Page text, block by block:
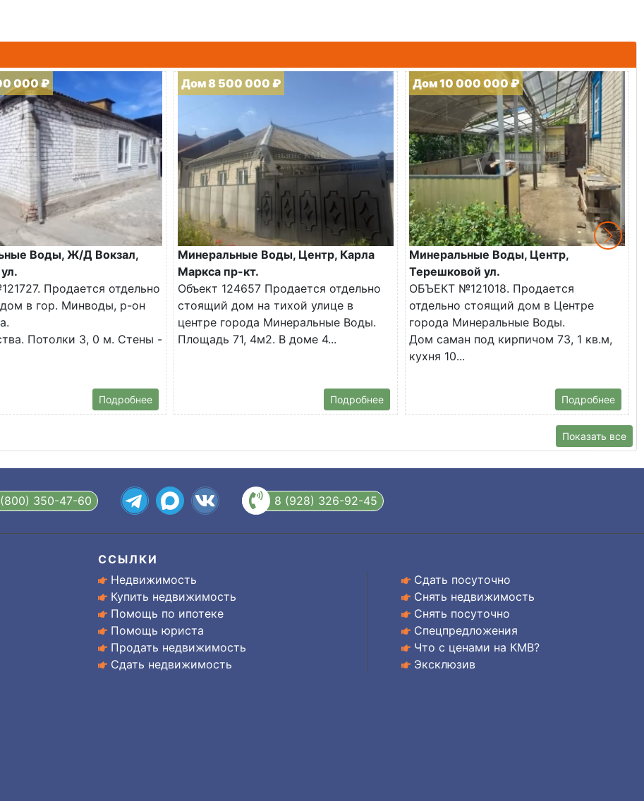
000 ₽
Воды, Ж/Д Вокзал,
Продается отдельно
в гор. Минводы, р-он
Потолки 3, 0 м. Стены -
Подробнее
Дом 8 500 000 ₽
Минеральные Воды, Центр, Карла
Маркса пр-кт.
Объект 124657 Продается отдельно
стоящий дом на тихой улице в
центре города Минеральные Воды.
Площадь 71, 4м2. В доме 4...
Подробнее
Дом 10 000 000 ₽
Минеральные Воды, Центр,
Терешковой ул.
ОБЪЕКТ №121018. Продается
отдельно стоящий дом в Центре
города Минеральные Воды.
Дом саман под кирпичом 73, 1 кв.м,
кухня 10...
Подробнее
Показать все
350-47-60 8 (928) 326-92-45
ССЫЛКИ
Недвижимость
Купить недвижимость
Помощь по ипотеке
Помощь юриста
Продать недвижимость
Сдать недвижимость
Сдать посуточно
Снять недвижимость
Снять посуточно
Спецпредложения
Что с ценами на КМВ?
Эксклюзив